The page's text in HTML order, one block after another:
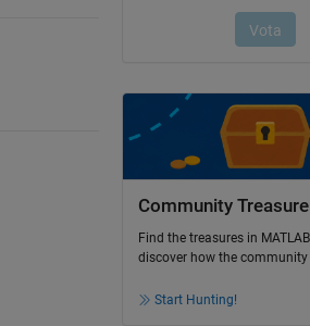
Community
Find the treasures in
discover how the community
Start Hunting!